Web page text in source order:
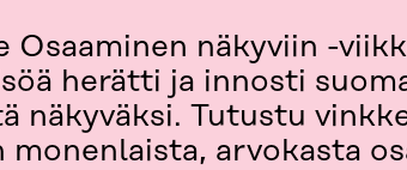
Osaaminen näkyviin -
herätti ja innosti
näkyväksi. Tutustu
monenlaista, arvokasta